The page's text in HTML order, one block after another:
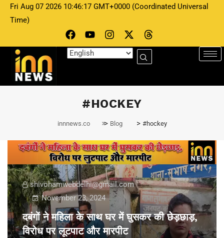
Fri Aug 07 2026 10:46:17 GMT+0000 (Coordinated Universal
Time)
#HOCKEY
innnews.co > Blog > #hockey
shivohamwebdelhi@gmail.com
November 23, 2024
दबंगों ने महिला के साथ घर में घुसकर की छेड़छाड़,
विरोध पर लूटपाट और मारपीट